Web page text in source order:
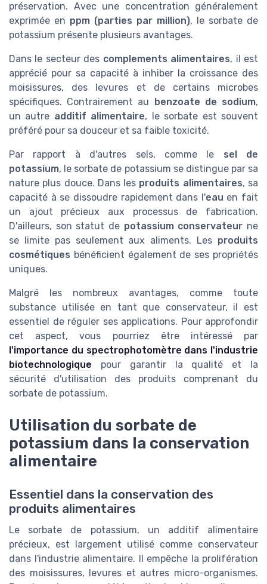
préservation. Avec une concentration généralement
exprimée en ppm (parties par million), le sorbate de
potassium présente plusieurs avantages.
Dans le secteur des complements alimentaires, il est
apprécié pour sa capacité à inhiber la croissance des
moisissures, des levures et de certains microbes
spécifiques. Contrairement au benzoate de sodium,
un autre additif alimentaire, le sorbate est souvent
préféré pour sa douceur et sa faible toxicité.
Par rapport à d'autres sels, comme le sel de
potassium, le sorbate de potassium se distingue par sa
nature plus douce. Dans les produits alimentaires, sa
capacité à se dissoudre rapidement dans l'eau en fait
un ajout précieux aux processus de fabrication.
D'ailleurs, son statut de potassium conservateur ne
se limite pas seulement aux aliments. Les produits
cosmétiques bénéficient également de ses propriétés
uniques.
Malgré les nombreux avantages, comme toute
substance utilisée en tant que conservateur, il est
essentiel de réguler ses applications. Pour approfondir
cet aspect, vous pourriez être intéressé par
l'importance du spectrophotomètre dans l'industrie
biotechnologique pour garantir la qualité et la
sécurité d'utilisation des produits comprenant du
sorbate de potassium.
Utilisation du sorbate de
potassium dans la conservation
alimentaire
Essentiel dans la conservation des
produits alimentaires
Le sorbate de potassium, un additif alimentaire
précieux, est largement utilisé comme conservateur
dans l'industrie alimentaire. Il empêche la prolifération
des moisissures, levures et autres micro-organismes.